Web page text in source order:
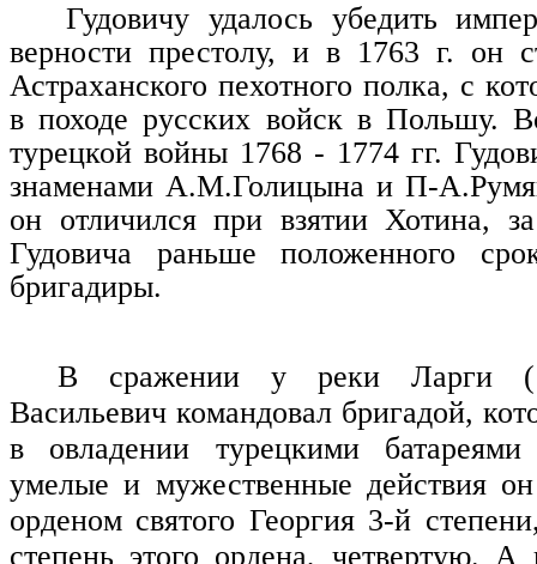
Гудовичу удалось убедить
верности престолу, и в 1763 г. он
Астраханского пехотного полка, с
в походе русских войск в Польшу.
турецкой войны 1768 - 1774 гг.
знаменами А.М.Голицына и П-
он отличился при взятии Хотина,
Гудовича раньше положенного
бригадиры.
В сражении у реки Ларги
Васильевич командовал бригадой,
в овладении турецкими
умелые и мужественные действия
орденом святого Георгия 3-й
степень этого ордена, четвертую. А